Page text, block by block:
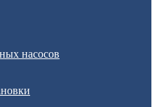
насосов